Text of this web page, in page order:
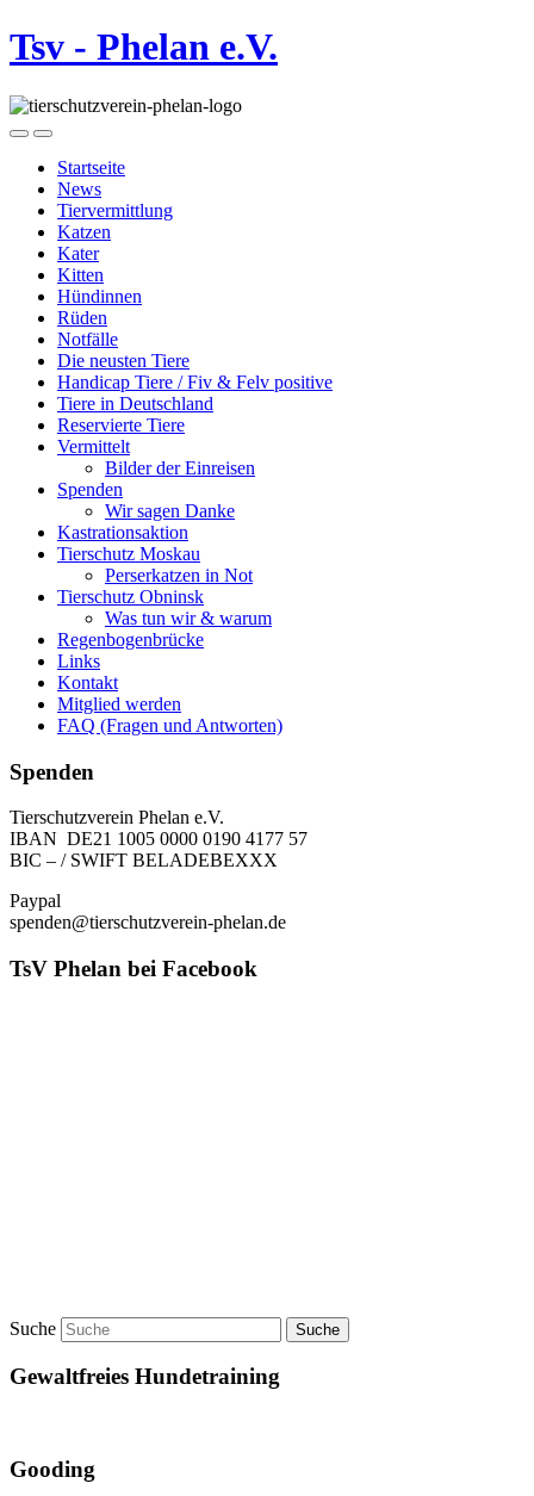
Tsv - Phelan e.V.
Startseite
News
Tiervermittlung
Katzen
Kater
Kitten
Hündinnen
Rüden
Notfälle
Die neusten Tiere
Handicap Tiere / Fiv & Felv positive
Tiere in Deutschland
Reservierte Tiere
Vermittelt
Bilder der Einreisen
Spenden
Wir sagen Danke
Kastrationsaktion
Tierschutz Moskau
Perserkatzen in Not
Tierschutz Obninsk
Was tun wir & warum
Regenbogenbrücke
Links
Kontakt
Mitglied werden
FAQ (Fragen und Antworten)
Spenden
Tierschutzverein Phelan e.V.
IBAN DE21 1005 0000 0190 4177 57
BIC – / SWIFT BELADEBEXXX
Paypal
spenden@tierschutzverein-phelan.de
TsV Phelan bei Facebook
Suche
Gewaltfreies Hundetraining
Gooding